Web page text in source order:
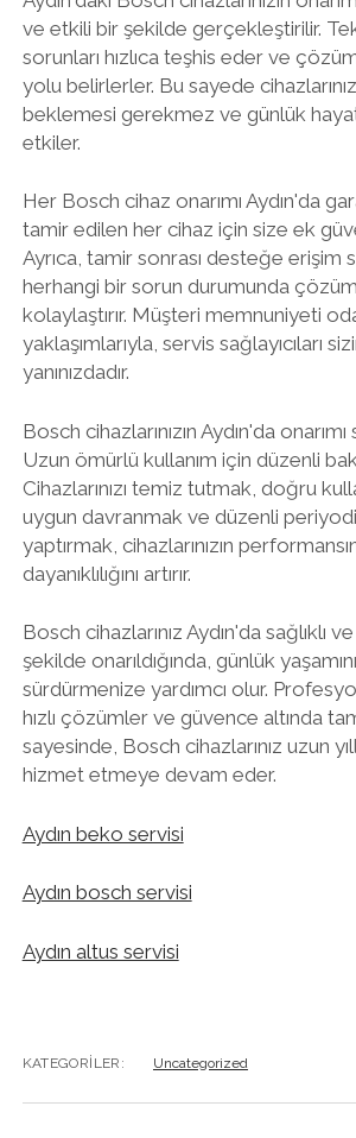
ve etkili bir şekilde gerçekleştirilir.
sorunları hızlıca teşhis eder ve
yolu belirlerler. Bu sayede
beklemesi gerekmez ve günlük
etkiler.
Her Bosch cihaz onarımı Aydın'da
tamir edilen her cihaz için size ek
Ayrıca, tamir sonrası desteğe erişim
herhangi bir sorun durumunda çözüm
kolaylaştırır. Müşteri memnuniyeti
yaklaşımlarıyla, servis sağlayıcıları
yanınızdadır.
Bosch cihazlarınızın Aydın'da
Uzun ömürlü kullanım için düzenli
Cihazlarınızı temiz tutmak, doğru
uygun davranmak ve düzenli
yaptırmak, cihazlarınızın
dayanıklılığını artırır.
Bosch cihazlarınız Aydın'da sağlıklı
şekilde onarıldığında, günlük
sürdürmenize yardımcı olur.
hızlı çözümler ve güvence altında
sayesinde, Bosch cihazlarınız uzun
hizmet etmeye devam eder.
Aydın beko servisi
Aydın bosch servisi
Aydın altus servisi
KATEGORILER: Uncategorized